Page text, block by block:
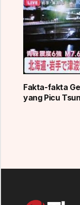
Fakta-fakta
yang Picu